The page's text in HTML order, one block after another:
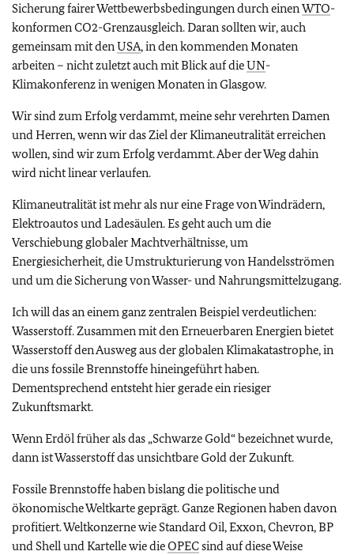
Sicherung fairer Wettbewerbsbedingungen durch einenWTO-
konformen CO2-Grenzausgleich. Daran sollten wir, auch
gemeinsam mit denUSA, in den kommenden Monaten
arbeiten – nicht zuletzt auch mit Blick auf dieUN-
Klimakonferenz in wenigen Monaten in Glasgow.
Wir sind zum Erfolg verdammt, meine sehr verehrten Damen
und Herren, wenn wir das Ziel der Klimaneutralität erreichen
wollen, sind wir zum Erfolg verdammt. Aber der Weg dahin
wird nicht linear verlaufen.
Klimaneutralität ist mehr als nur eine Frage von Windrädern,
Elektroautos und Ladesäulen. Es geht auch um die
Verschiebung globaler Machtverhältnisse, um
Energiesicherheit, die Umstrukturierung von Handelsströmen
und um die Sicherung von Wasser- und Nahrungsmittelzugang.
Ich will das an einem ganz zentralen Beispiel verdeutlichen:
Wasserstoff. Zusammen mit den Erneuerbaren Energien bietet
Wasserstoff den Ausweg aus der globalen Klimakatastrophe, in
die uns fossile Brennstoffe hineingeführt haben.
Dementsprechend entsteht hier gerade ein riesiger
Zukunftsmarkt.
Wenn Erdöl früher als das „Schwarze Gold“ bezeichnet wurde,
dann ist Wasserstoff das unsichtbare Gold der Zukunft.
Fossile Brennstoffe haben bislang die politische und
ökonomische Weltkarte geprägt. Ganze Regionen haben davon
profitiert. Weltkonzerne wie Standard Oil, Exxon, Chevron, BP
und Shell und Kartelle wie dieOPECsind auf diese Weise